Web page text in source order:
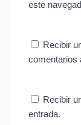
este
Recibir
comentarios
Recibir
entrada.